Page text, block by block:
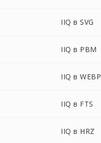
IIQ в SVG
IIQ в PBM
IIQ в WEBP
IIQ в FTS
IIQ в HRZ